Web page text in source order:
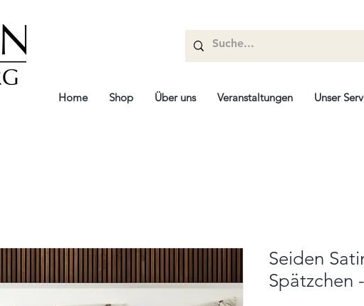
Home Shop Über uns Veranstaltungen Unser
Seiden
Spätzchen